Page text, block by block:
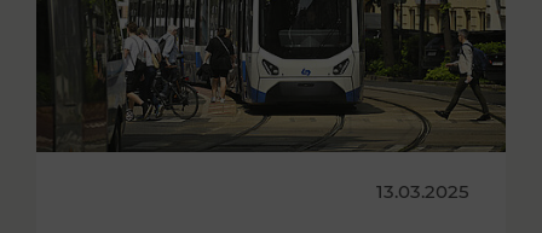
13.03.2025